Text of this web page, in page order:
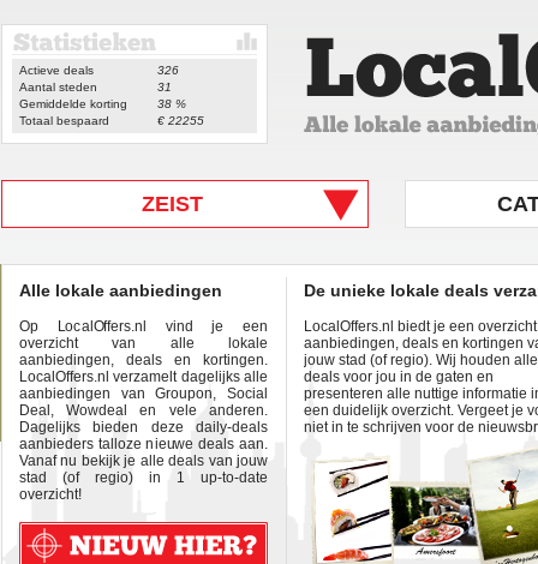
Actieve deals
326
Aantal steden
31
Gemiddelde korting
38 %
Totaal bespaard
€ 22255
ZEIST
Alle lokale aanbiedingen
Op LocalOffers.nl vind je een
overzicht van alle lokale
aanbiedingen, deals en kortingen.
LocalOffers.nl verzamelt dagelijks alle
aanbiedingen van Groupon, Social
Deal, Wowdeal en vele anderen.
Dagelijks bieden deze daily-deals
aanbieders talloze nieuwe deals aan.
Vanaf nu bekijk je alle deals van jouw
stad (of regio) in 1 up-to-date
overzicht!
De unieke lokale deals
LocalOffers.nl biedt je een
aanbiedingen, deals en kortingen
jouw stad (of regio). Wij houden alle
deals voor jou in de gaten en
presenteren alle nuttige informatie
een duidelijk overzicht. Vergeet je
niet in te schrijven voor de